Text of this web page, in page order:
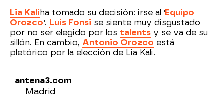
Lia Kali ha tomado su decisión: irse al 'Equipo
Orozco'. Luis Fonsi se siente muy disgustado
por no ser elegido por los talents y se va de su
sillón. En cambio, Antonio Orozco está
pletórico por la elección de Lia Kali.
antena3.com
Madrid